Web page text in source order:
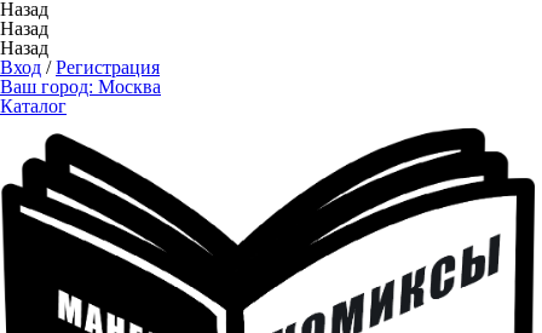
Назад
Назад
Назад
Вход /Регистрация
Ваш город: Москва
Каталог